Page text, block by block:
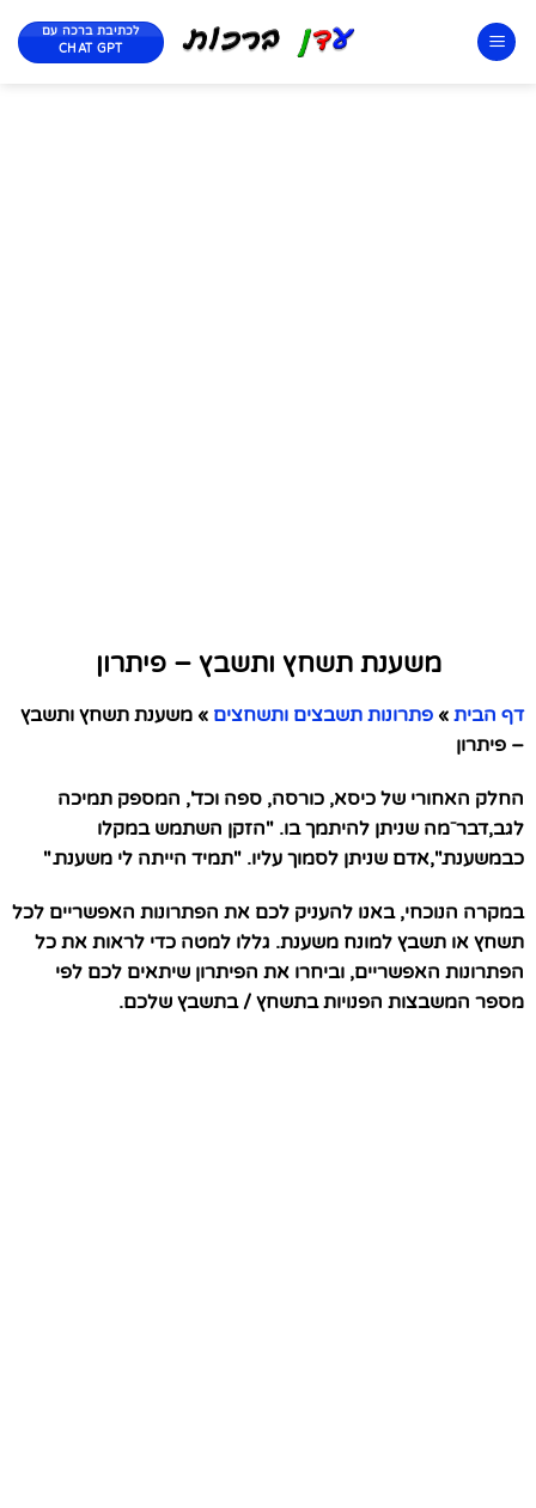
לכתיבת ברכה עם
CHAT GPT
משענת תשחץ ותשבץ – פיתרון
דף הבית » פתרונות תשבצים ותשחצים » משענת תשחץ ותשבץ
– פיתרון
החלק האחורי של כיסא, כורסה, ספה וכד', המספק תמיכה
לגב,דבר⁻מה שניתן להיתמך בו. "הזקן השתמש במקלו
כבמשענת.",אדם שניתן לסמוך עליו. "תמיד הייתה לי משענת."
במקרה הנוכחי, באנו להעניק לכם את הפתרונות האפשריים לכל
תשחץ או תשבץ למונח משענת. גללו למטה כדי לראות את כל
הפתרונות האפשריים, וביחרו את הפיתרון שיתאים לכם לפי
מספר המשבצות הפנויות בתשחץ / בתשבץ שלכם.